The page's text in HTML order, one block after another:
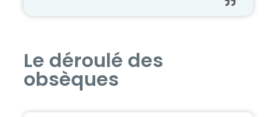
Le déroulé des
obsèques